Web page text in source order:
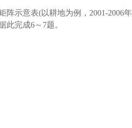
阵示意表(以耕地为例，2001-
完成6～7题。